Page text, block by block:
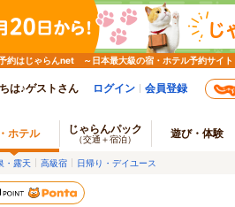
約はじゃらんnet ～日本最大級の宿・ホテル予約サイト
は♪ゲストさん ログイン 会員登録
ホテル じゃらんパック
（交通＋宿泊） 遊び・体験
・露天 高級宿 日帰り・デイユース